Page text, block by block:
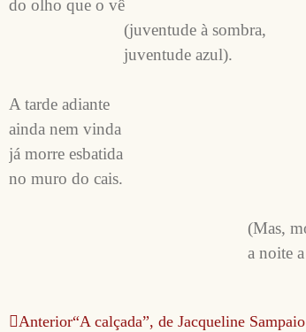
do olho que o vê
A tarde adiante
ainda nem vinda
já morre esbatida
no muro do cais.
Anterior“A calçada”, de Jacqueline Sampaio